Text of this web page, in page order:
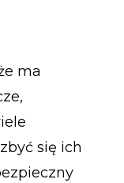
ma
się ich